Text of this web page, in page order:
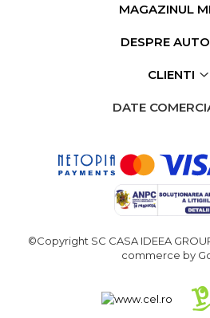
Fierastrau cu banda vertical
Profesionale Industriale
Scule Electrice: Bormasini,
Autofiletante
& Telemetru laser
MAGAZINUL
DESPRE
CLIENTI
DATE
©Copyright SC CASA IDEEA
commerce by